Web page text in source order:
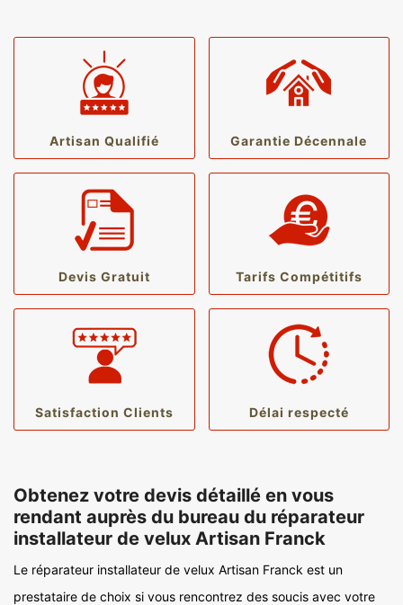
Artisan Qualifié Garantie Décennale
Devis Gratuit Tarifs Compétitifs
Satisfaction Clients Délai respecté
Obtenez votre devis détaillé en vous
rendant auprès du bureau du réparateur
installateur de velux Artisan Franck
Le réparateur installateur de velux Artisan Franck est un
prestataire de choix si vous rencontrez des soucis avec votre